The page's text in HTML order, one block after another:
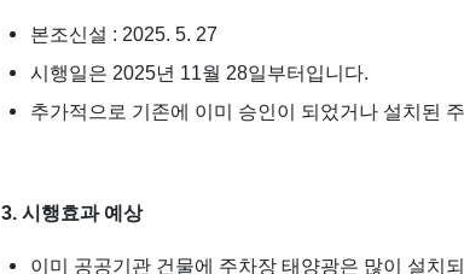
본조신설 : 2025. 5. 27
시행일은 2025년 11월 28일부터입니다.
추가적으로 기존에 이미 승인이 되었거나 설치된
3. 시행효과 예상
이미 공공기관 건물에 주차장 태양광은 많이 설치